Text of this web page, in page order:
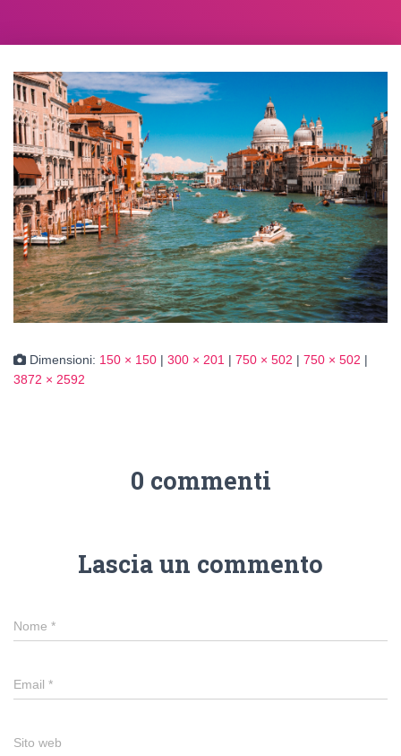
Dimensioni: 150 × 150 | 300 × 201 | 750 × 502 | 750 × 502 |
3872 × 2592
0 commenti
Lascia un commento
Nome *
Email *
Sito web